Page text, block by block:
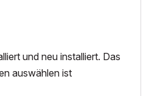
und neu installiert. Das
auswählen ist